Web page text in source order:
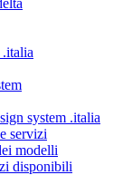
system .italia
servizi
modelli
disponibili